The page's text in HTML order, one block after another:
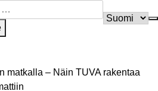
matkalla – Näin TUVA rakentaa